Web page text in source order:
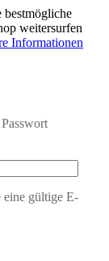
bestmögliche
weitersurfen
Informationen
eine gültige E-